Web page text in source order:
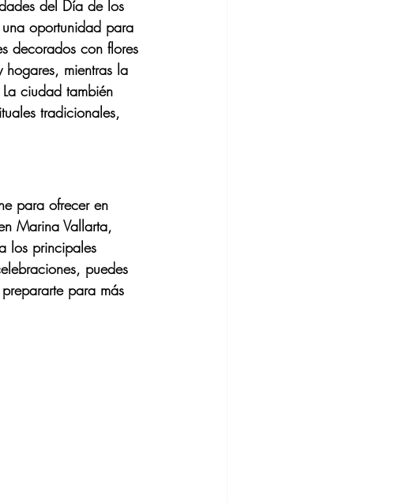
del Día de los
oportunidad para
decorados con flores
mientras la
ciudad también
tradicionales,
para ofrecer en
Marina Vallarta,
los principales
puedes
para más